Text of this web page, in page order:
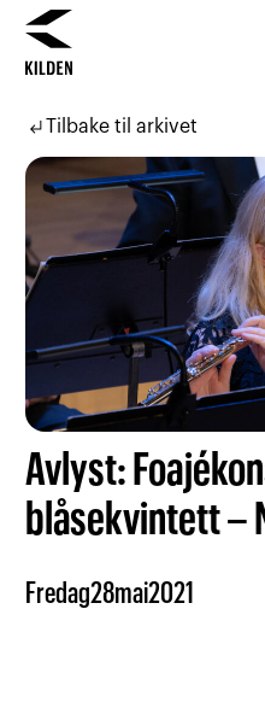
subdirectory_arrow_leftTilbake til arkivet
Avlyst:
blåsekvintett –
Fredag28mai2021